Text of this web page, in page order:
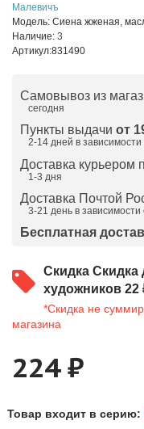
Малевичъ
Модель: Сиена жженая,
Наличие: 3
Артикул:831490
Самовывоз из
сегодня
Пункты выдачи от
2-14 дней в зависимости
Доставка курьером
1-3 дня
Доставка Почтой
3-21 день в зависимости
Бесплатная
Скидка Скидка
художников 22
*Скидка не
магазина
224 ₽
Товар входит в серию: